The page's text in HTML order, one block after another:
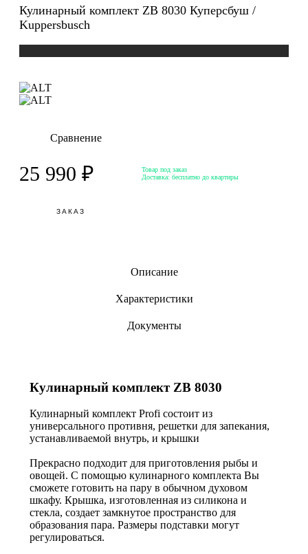
Кулинарный комплект ZB 8030 Куперсбуш /
Kuppersbusch
Сравнение
25 990 ₽
Товар под заказ
Доставка: бесплатно до квартиры
ЗАКАЗ
Описание
Характеристики
Документы
Кулинарный комплект ZB 8030
Кулинарный комплект Profi состоит из
универсального противня, решетки для запекания,
устанавливаемой внутрь, и крышки
Прекрасно подходит для приготовления рыбы и
овощей. С помощью кулинарного комплекта Вы
сможете готовить на пару в обычном духовом
шкафу. Крышка, изготовленная из силикона и
стекла, создает замкнутое пространство для
образования пара. Размеры подставки могут
регулироваться.